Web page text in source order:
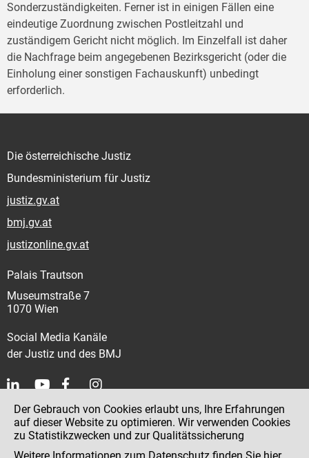
Sonderzuständigkeiten. Ferner ist in einigen Fällen eine
eindeutige Zuordnung zwischen Postleitzahl und
zuständigem Gericht nicht möglich. Im Einzelfall ist daher
die Nachfrage beim angegebenen Bezirksgericht (oder die
Einholung einer sonstigen Fachauskunft) unbedingt
erforderlich.
Die österreichische Justiz
Bundesministerium für Justiz
justiz.gv.at
bmj.gv.at
justizonline.gv.at
Palais Trautson
Museumstraße 7
1070 Wien
Social Media Kanäle
der Justiz und des BMJ
Kontakt
Impressum
Der Gebrauch von Cookies erlaubt uns, Ihre Erfahrungen
auf dieser Website zu optimieren. Wir verwenden Cookies
zu Statistikzwecken und zur Qualitätssicherung